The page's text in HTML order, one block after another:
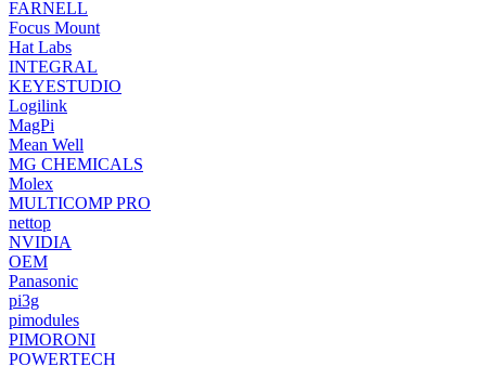
FARNELL
Focus Mount
Hat Labs
INTEGRAL
KEYESTUDIO
Logilink
MagPi
Mean Well
MG CHEMICALS
Molex
MULTICOMP PRO
nettop
NVIDIA
OEM
Panasonic
pi3g
pimodules
PIMORONI
POWERTECH